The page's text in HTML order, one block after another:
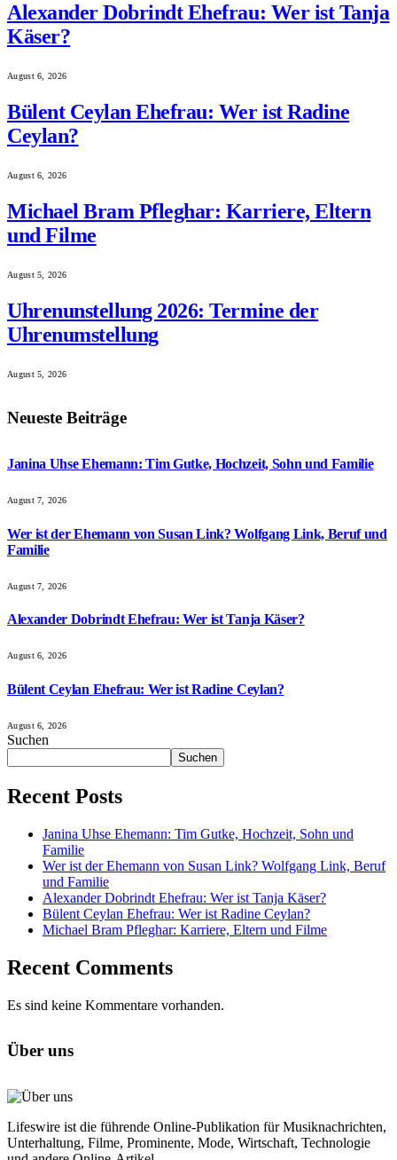
Alexander Dobrindt Ehefrau: Wer ist Tanja
Käser?
August 6, 2026
Bülent Ceylan Ehefrau: Wer ist Radine
Ceylan?
August 6, 2026
Michael Bram Pfleghar: Karriere, Eltern
und Filme
August 5, 2026
Uhrenunstellung 2026: Termine der
Uhrenumstellung
August 5, 2026
Neueste Beiträge
Janina Uhse Ehemann: Tim Gutke, Hochzeit, Sohn und Familie
August 7, 2026
Wer ist der Ehemann von Susan Link? Wolfgang Link, Beruf und
Familie
August 7, 2026
Alexander Dobrindt Ehefrau: Wer ist Tanja Käser?
August 6, 2026
Bülent Ceylan Ehefrau: Wer ist Radine Ceylan?
August 6, 2026
Suchen
Suchen
Recent Posts
Janina Uhse Ehemann: Tim Gutke, Hochzeit, Sohn und
Familie
Wer ist der Ehemann von Susan Link? Wolfgang Link, Beruf
und Familie
Alexander Dobrindt Ehefrau: Wer ist Tanja Käser?
Bülent Ceylan Ehefrau: Wer ist Radine Ceylan?
Michael Bram Pfleghar: Karriere, Eltern und Filme
Recent Comments
Es sind keine Kommentare vorhanden.
Über uns
Lifeswire ist die führende Online-Publikation für Musiknachrichten,
Unterhaltung, Filme, Prominente, Mode, Wirtschaft, Technologie